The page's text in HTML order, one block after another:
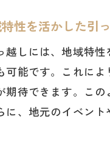
性を活かした引
越しには、地域特
可能です。これに
期待できます。こ
に、地元のイベン